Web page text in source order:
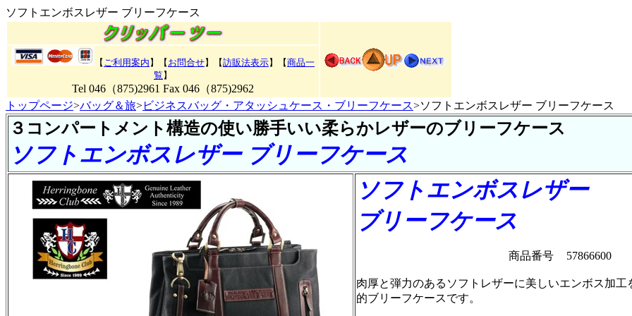
ソフトエンボスレザー ブリーフケース
【 ご利用案内 】【 お問合せ】【訪販法表示】【商品一
覧 】
Tel 046（875)2961 Fax 046（875)2962
トップページ>バッグ＆旅>ビジネスバッグ・アタッシュケース・ブリーフケース>ソフトエンボスレザー ブリーフケース
３コンパートメント構造の使い勝手いい柔らかレザーのブリーフケース
ソフトエンボスレザー ブリーフケース
ソフトエンボスレザー
ブリーフケース
商品番号 57866600
肉厚と弾力のあるソフトレザーに美しいエンボス加工
的ブリーフケースです。